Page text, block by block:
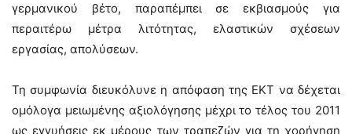
γερμανικού βέτο, παραπέμπει σε εκβιασμούς για
περαιτέρω μέτρα λιτότητας, ελαστικών σχέσεων
εργασίας, απολύσεων.
Τη συμφωνία διευκόλυνε η απόφαση της ΕΚΤ να δέχεται
ομόλογα μειωμένης αξιολόγησης μέχρι το τέλος του 2011
ως εγγυήσεις εκ μέρους των τραπεζών για τη χορήγηση